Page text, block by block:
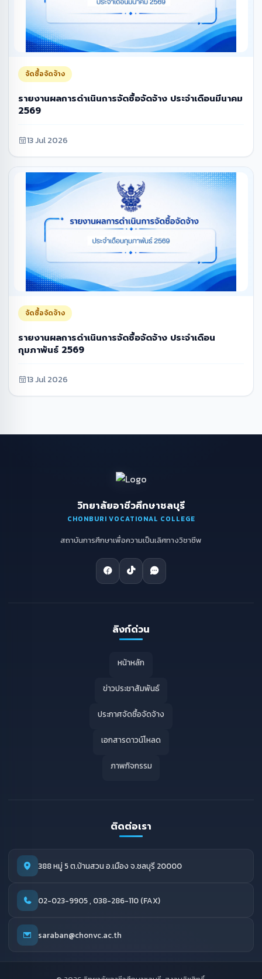
จัดซื้อจัดจ้าง
รายงานผลการดำเนินการจัดซื้อจัดจ้าง ประจำเดือนมีนาคม
2569
13 Jul 2026
จัดซื้อจัดจ้าง
รายงานผลการดำเนินการจัดซื้อจัดจ้าง ประจำเดือน
กุมภาพันธ์ 2569
13 Jul 2026
วิทยาลัยอาชีวศึกษาชลบุรี
CHONBURI VOCATIONAL COLLEGE
สถาบันการศึกษาเพื่อความเป็นเลิศทางวิชาชีพ
ลิงก์ด่วน
หน้าหลัก
ข่าวประชาสัมพันธ์
ประกาศจัดซื้อจัดจ้าง
เอกสารดาวน์โหลด
ภาพกิจกรรม
ติดต่อเรา
388 หมู่ 5 ต.บ้านสวน อ.เมือง จ.ชลบุรี 20000
02-023-9905 , 038-286-110 (FAX)
saraban@chonvc.ac.th